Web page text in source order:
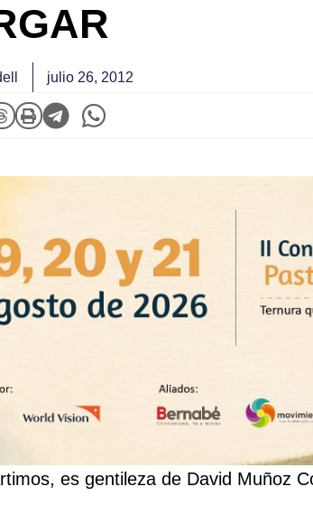
julio 26, 2012
es gentileza de David Muñoz